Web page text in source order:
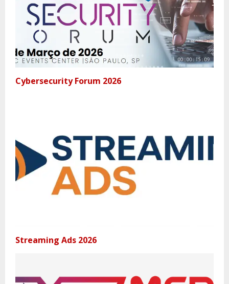
Cybersecurity Forum 2026
Streaming Ads 2026